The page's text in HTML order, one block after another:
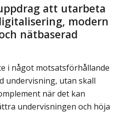
att utarbeta
modern
nätbaserad
i något motsatsförhållande
under­visning, utan skall
när det kan
undervisningen och höja